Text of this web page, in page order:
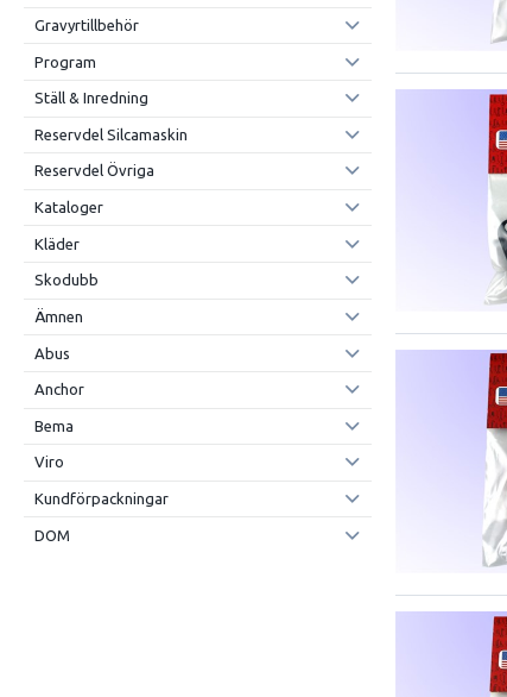
Gravyrtillbehör
Program
Ställ & Inredning
Reservdel Silcamaskin
Reservdel Övriga
Kataloger
Kläder
Skodubb
Ämnen
Abus
Anchor
Bema
Viro
Kundförpackningar
DOM